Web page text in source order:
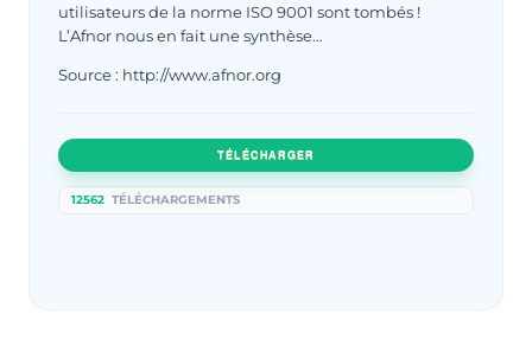
utilisateurs de la norme ISO 9001 sont tombés !
L’Afnor nous en fait une synthèse…
Source : http://www.afnor.org
TÉLÉCHARGER
12562 TÉLÉCHARGEMENTS